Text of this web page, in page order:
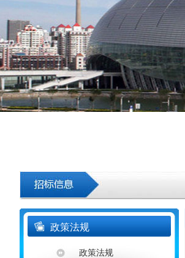
政策法规
政策法规